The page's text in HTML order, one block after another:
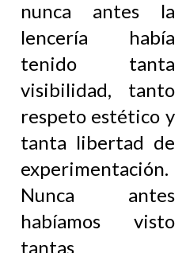
nunca antes la
lencería había
tenido tanta
visibilidad, tanto
respeto estético y
tanta libertad de
experimentación.
Nunca antes
habíamos visto
tantas